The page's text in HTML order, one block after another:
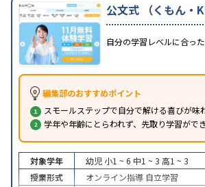
公文式 （くもん・
自分の学習レベルに合っ
編集部のおすすめポイント
スモールステップで自分で解ける喜びが味
学年や年齢にとらわれず、先取り学習がで
対象学年 幼児 小1 ~ 6 中1 ~ 3 高1 ~ 3
授業形式
オンライン指導 自立学習